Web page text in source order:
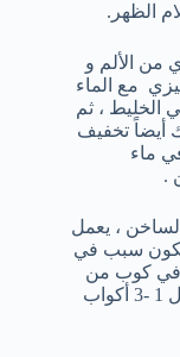
الظهر.
من الألم و
مع الماء
الخليط ، ثم
أيضاً تخفيف
في ماء
.
، يعمل
تكون سبب في
في كوب من
الماء المغلي و تركه لمدة 10 دقائق .يمكنك تناول 1 -3 أكواب